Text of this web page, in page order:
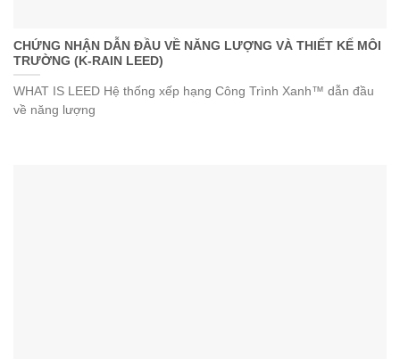
CHỨNG NHẬN DẪN ĐẦU VỀ NĂNG LƯỢNG VÀ THIẾT KẾ MÔI
TRƯỜNG (K-RAIN LEED)
WHAT IS LEED Hệ thống xếp hạng Công Trình Xanh™ dẫn đầu
về năng lượng